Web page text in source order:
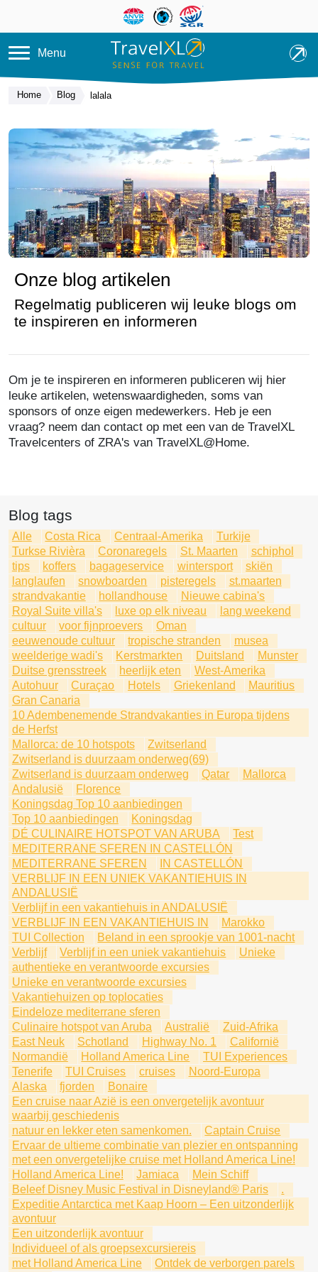
Overslaan en naar de inhoud
Menu
Home Blog lalala
Onze blog artikelen
Regelmatig publiceren wij leuke blogs om
te inspireren en informeren
Om je te inspireren en informeren publiceren wij hier
leuke artikelen, wetenswaardigheden, soms van
sponsors of onze eigen medewerkers. Heb je een
vraag? neem dan contact op met een van de TravelXL
Travelcenters of ZRA's van TravelXL@Home.
Blog tags
Alle Costa Rica Centraal-Amerika
Turkije
Turkse Rivièra
Coronaregels St. Maarten
schiphol
tips
koffers bagageservice wintersport
skiën
langlaufen
snowboarden pisteregels
st.maarten
strandvakantie
hollandhouse
Nieuwe cabina's
Royal Suite villa's
luxe op elk niveau
lang weekend
cultuur
voor fijnproevers
Oman
eeuwenoude cultuur
tropische stranden
musea
weelderige wadi's
Kerstmarkten Duitsland
Munster
Duitse grensstreek
heerlijk eten
West-Amerika
Autohuur
Curaçao Hotels Griekenland
Mauritius
Gran Canaria
10 Adembenemende Strandvakanties in Europa tijdens
de Herfst
Mallorca: de 10 hotspots
Zwitserland
Zwitserland is duurzaam onderweg(69)
Zwitserland is duurzaam onderweg
Qatar
Mallorca
Andalusië
Florence
Koningsdag Top 10 aanbiedingen
Top 10 aanbiedingen
Koningsdag
DÉ CULINAIRE HOTSPOT VAN ARUBA
Test
MEDITERRANE SFEREN IN CASTELLÓN
MEDITERRANE SFEREN
IN CASTELLÓN
VERBLIJF IN EEN UNIEK VAKANTIEHUIS IN
ANDALUSIË
Verblijf in een vakantiehuis in ANDALUSIË
VERBLIJF IN EEN VAKANTIEHUIS IN
Marokko
TUI Collection
Beland in een sprookje van 1001-nacht
Verblijf
Verblijf in een uniek vakantiehuis
Unieke
authentieke en verantwoorde excursies
Unieke en verantwoorde excursies
Vakantiehuizen op toplocaties
Eindeloze mediterrane sferen
Culinaire hotspot van Aruba
Australië
Zuid-Afrika
East Neuk
Schotland Highway No. 1
Californië
Normandië
Holland America Line
TUI Experiences
Tenerife
TUI Cruises cruises
Noord-Europa
Alaska
fjorden
Bonaire
Een cruise naar Azië is een onvergetelijk avontuur
waarbij geschiedenis
natuur en lekker eten samenkomen.
Captain Cruise
Ervaar de ultieme combinatie van plezier en ontspanning
met een onvergetelijke cruise met Holland America Line!
Holland America Line!
Jamiaca
Mein Schiff
Beleef Disney Music Festival in Disneyland® Paris
.
Expeditie Antarctica met Kaap Hoorn – Een uitzonderlijk
avontuur
Een uitzonderlijk avontuur
Individueel of als groepsexcursiereis
met Holland America Line
Ontdek de verborgen parels